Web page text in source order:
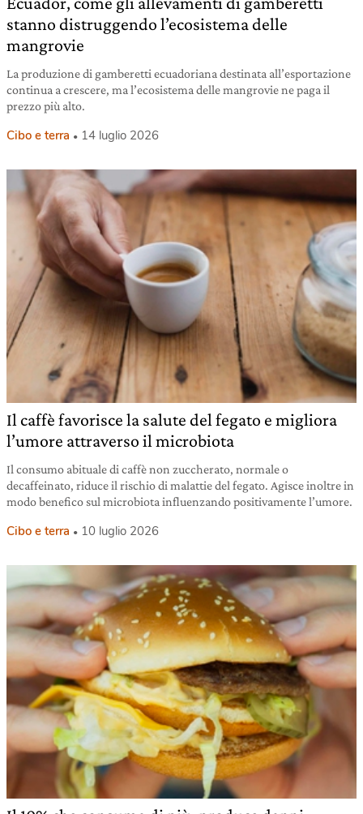
stanno distruggendo l’ecosistema delle
mangrovie
La produzione di gamberetti ecuadoriana destinata all’esportazione
continua a crescere, ma l’ecosistema delle mangrovie ne paga il
prezzo più alto.
Cibo e terra 14 luglio 2026
Il caffè favorisce la salute del fegato e migliora
l’umore attraverso il microbiota
Il consumo abituale di caffè non zuccherato, normale o
decaffeinato, riduce il rischio di malattie del fegato. Agisce inoltre in
modo benefico sul microbiota influenzando positivamente l’umore.
Cibo e terra 10 luglio 2026